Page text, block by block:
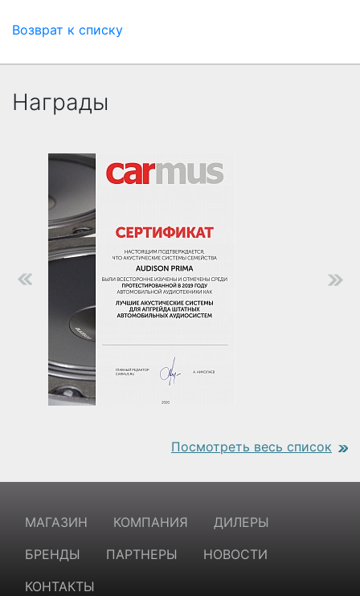
Возврат к списку
Награды
Посмотреть весь список
МАГАЗИН КОМПАНИЯ
ДИЛЕРЫ
БРЕНДЫ
ПАРТНЕРЫ
НОВОСТИ
КОНТАКТЫ